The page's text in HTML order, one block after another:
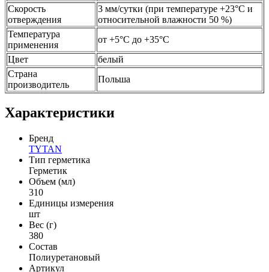
Скорость
отверждения
3 мм/сутки (при температуре +23°C и
относительной влажности 50 %)
Температура
применения
от +5°C до +35°C
Цвет
белый
Страна
производитель
Польша
Характеристики
Бренд
TYTAN
Тип герметика
Герметик
Объем (мл)
310
Единицы измерения
шт
Вес (г)
380
Состав
Полиуретановый
Артикул